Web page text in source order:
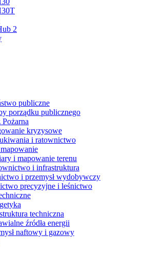
2
publiczne
porządku publicznego
Pożarna
kryzysowe
i ratownictwo
i mapowanie terenu
i infrastruktura
i przemysł wydobywczy
precyzyjne i leśnictwo
techniczna
źródła energii
naftowy i gazowy